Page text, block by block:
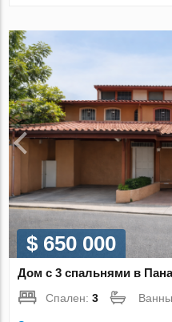
$ 650 000
Дом с 3 спальнями в
Спален:3